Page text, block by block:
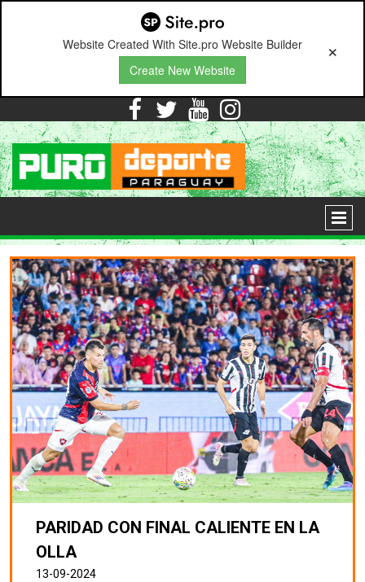
Website Created With Site.pro Website Builder
Create New Website
   
This plugin requires upgrade
PARIDAD CON FINAL CALIENTE EN LA
OLLA
13-09-2024